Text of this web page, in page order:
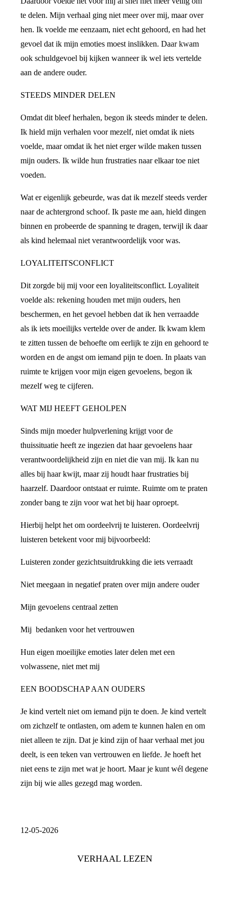
te delen. Mijn verhaal ging niet meer over mij, maar over
hen. Ik voelde me eenzaam, niet echt gehoord, en had het
gevoel dat ik mijn emoties moest inslikken. Daar kwam
ook schuldgevoel bij kijken wanneer ik wel iets vertelde
aan de andere ouder.
STEEDS MINDER DELEN
Omdat dit bleef herhalen, begon ik steeds minder te delen.
Ik hield mijn verhalen voor mezelf, niet omdat ik niets
voelde, maar omdat ik het niet erger wilde maken tussen
mijn ouders. Ik wilde hun frustraties naar elkaar toe niet
voeden.
Wat er eigenlijk gebeurde, was dat ik mezelf steeds verder
naar de achtergrond schoof. Ik paste me aan, hield dingen
binnen en probeerde de spanning te dragen, terwijl ik daar
als kind helemaal niet verantwoordelijk voor was.
LOYALITEITSCONFLICT
Dit zorgde bij mij voor een loyaliteitsconflict. Loyaliteit
voelde als: rekening houden met mijn ouders, hen
beschermen, en het gevoel hebben dat ik hen verraadde
als ik iets moeilijks vertelde over de ander. Ik kwam klem
te zitten tussen de behoefte om eerlijk te zijn en gehoord te
worden en de angst om iemand pijn te doen. In plaats van
ruimte te krijgen voor mijn eigen gevoelens, begon ik
mezelf weg te cijferen.
WAT MIJ HEEFT GEHOLPEN
Sinds mijn moeder hulpverlening krijgt voor de
thuissituatie heeft ze ingezien dat haar gevoelens haar
verantwoordelijkheid zijn en niet die van mij. Ik kan nu
alles bij haar kwijt, maar zij houdt haar frustraties bij
haarzelf. Daardoor ontstaat er ruimte. Ruimte om te praten
zonder bang te zijn voor wat het bij haar oproept.
Hierbij helpt het om oordeelvrij te luisteren. Oordeelvrij
luisteren betekent voor mij bijvoorbeeld:
Luisteren zonder gezichtsuitdrukking die iets verraadt
Niet meegaan in negatief praten over mijn andere ouder
Mijn gevoelens centraal zetten
Mij bedanken voor het vertrouwen
Hun eigen moeilijke emoties later delen met een
volwassene, niet met mij
EEN BOODSCHAP AAN OUDERS
Je kind vertelt niet om iemand pijn te doen. Je kind vertelt
om zichzelf te ontlasten, om adem te kunnen halen en om
niet alleen te zijn. Dat je kind zijn of haar verhaal met jou
deelt, is een teken van vertrouwen en liefde. Je hoeft het
niet eens te zijn met wat je hoort. Maar je kunt wél degene
zijn bij wie alles gezegd mag worden.
12-05-2026
VERHAAL LEZEN